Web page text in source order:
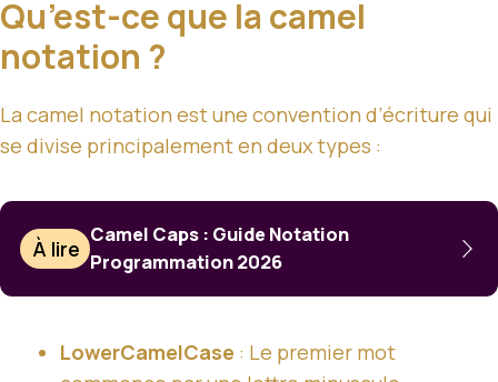
Qu’est-ce que la camel
notation ?
La camel notation est une convention d’écriture qui
se divise principalement en deux types :
À lire
Camel Caps : Guide Notation
Programmation 2026
LowerCamelCase : Le premier mot